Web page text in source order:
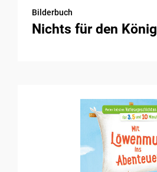
Bilderbuch
Nichts für den König